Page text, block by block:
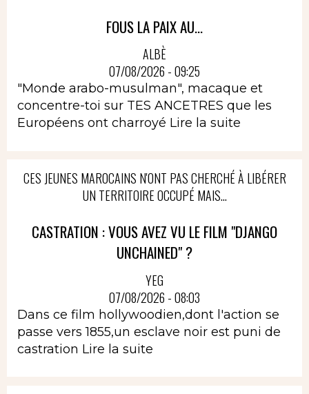
FOUS LA PAIX AU...
ALBÈ
07/08/2026 - 09:25
"Monde arabo-musulman", macaque et
concentre-toi sur TES ANCETRES que les
Européens ont charroyé Lire la suite
CES JEUNES MAROCAINS N'ONT PAS CHERCHÉ À LIBÉRER
UN TERRITOIRE OCCUPÉ MAIS...
CASTRATION : VOUS AVEZ VU LE FILM "DJANGO
UNCHAINED" ?
YEG
07/08/2026 - 08:03
Dans ce film hollywoodien,dont l'action se
passe vers 1855,un esclave noir est puni de
castration Lire la suite